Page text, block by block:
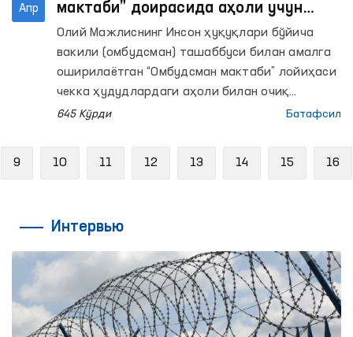
Апр
мактаби” доирасида аҳоли учун
очиқ мулоқот, тиббий кўрик ва
меҳнат ярмаркаси ташкил этилди
Олий Мажлиснинг Инсон ҳуқуқлари бўйича
вакили (омбудсман) ташаббуси билан амалга
оширилаётган “Омбудсман мактаби” лойиҳаси
чекка ҳудудлардаги аҳоли билан очиқ
мулоқот ўтказиш, уларни қийнаётган
645 Кўрди Батафсил
9 10 11 12 13 14 15 16
Интервью